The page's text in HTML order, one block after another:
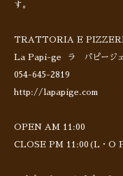
す。
TRATTORIA E
La Papi-ge ラ パピージ
054-645-2819
http://lapapige.com
OPEN AM 11:00
CLOSE PM 11:00(L・O